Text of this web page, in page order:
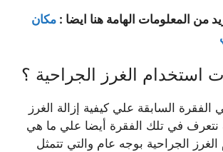
من المعلومات الهامة هنا ايضا : مكان
استخدام الغرز الجراحية ؟
الفقرة السابقة علي كيفية إزالة الغرز
في تلك الفقرة أيضا علي ما هي
الجراحية بوجه عام والتي تتمثل